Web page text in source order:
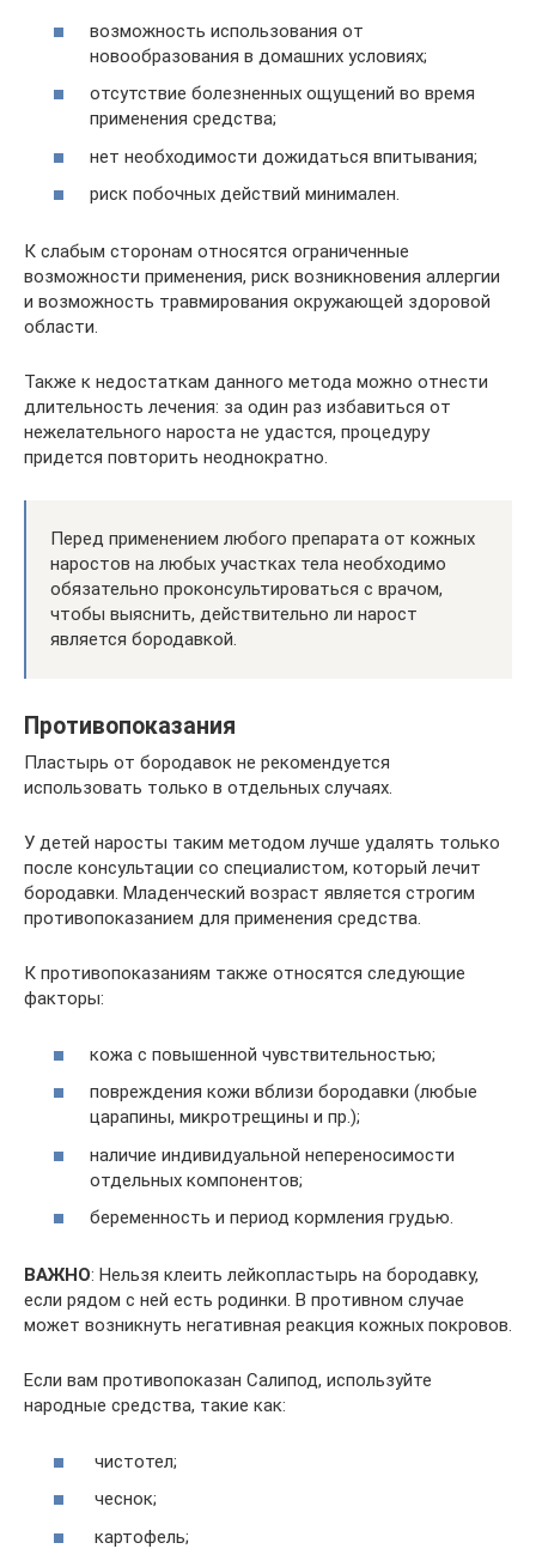
возможность использования от
новообразования в домашних условиях;
отсутствие болезненных ощущений во время
применения средства;
нет необходимости дожидаться впитывания;
риск побочных действий минимален.
К слабым сторонам относятся ограниченные
возможности применения, риск возникновения аллергии
и возможность травмирования окружающей здоровой
области.
Также к недостаткам данного метода можно отнести
длительность лечения: за один раз избавиться от
нежелательного нароста не удастся, процедуру
придется повторить неоднократно.
Перед применением любого препарата от кожных
наростов на любых участках тела необходимо
обязательно проконсультироваться с врачом,
чтобы выяснить, действительно ли нарост
является бородавкой.
Противопоказания
Пластырь от бородавок не рекомендуется
использовать только в отдельных случаях.
У детей наросты таким методом лучше удалять только
после консультации со специалистом, который лечит
бородавки. Младенческий возраст является строгим
противопоказанием для применения средства.
К противопоказаниям также относятся следующие
факторы:
кожа с повышенной чувствительностью;
повреждения кожи вблизи бородавки (любые
царапины, микротрещины и пр.);
наличие индивидуальной непереносимости
отдельных компонентов;
беременность и период кормления грудью.
ВАЖНО: Нельзя клеить лейкопластырь на бородавку,
если рядом с ней есть родинки. В противном случае
может возникнуть негативная реакция кожных покровов.
Если вам противопоказан Салипод, используйте
народные средства, такие как:
чистотел;
чеснок;
картофель;